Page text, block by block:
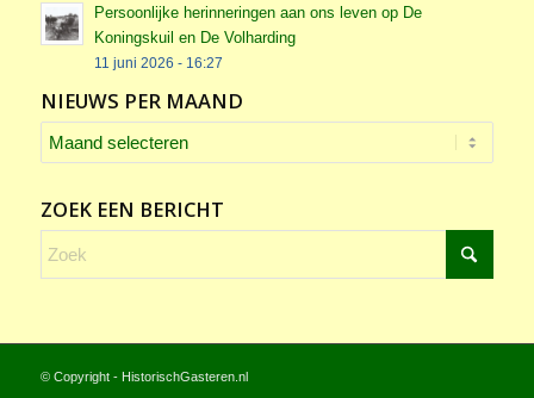
Persoonlijke herinneringen aan ons leven op De
Koningskuil en De Volharding
11 juni 2026 - 16:27
NIEUWS PER MAAND
ZOEK EEN BERICHT
© Copyright - HistorischGasteren.nl